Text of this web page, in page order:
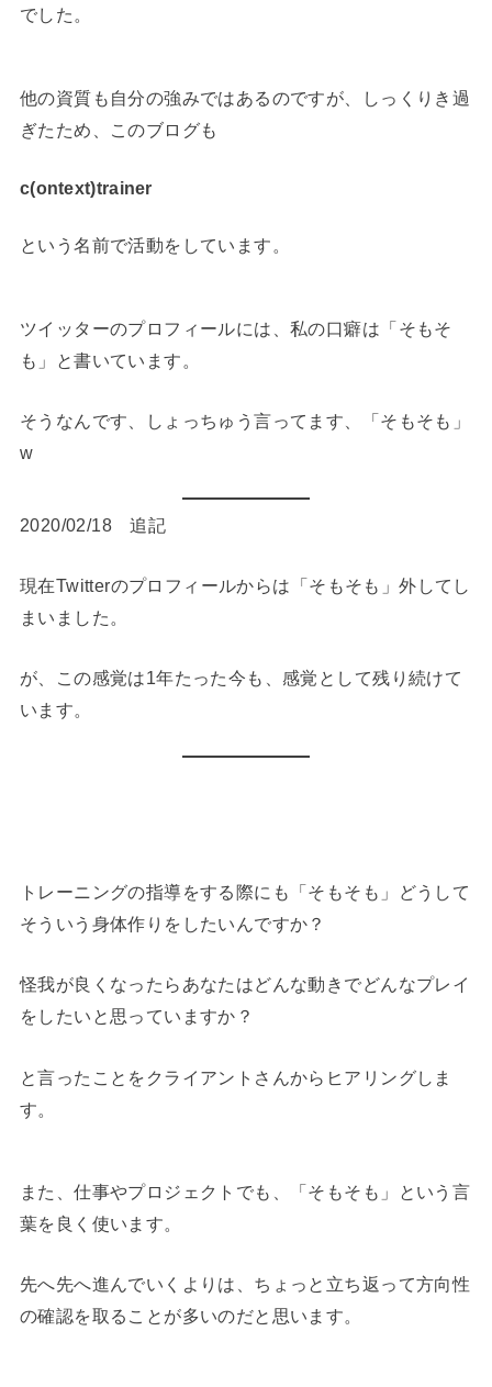
でした。
他の資質も自分の強みではあるのですが、しっくりき過
ぎたため、このブログも
c(ontext)trainer
という名前で活動をしています。
ツイッターのプロフィールには、私の口癖は「そもそ
も」と書いています。
そうなんです、しょっちゅう言ってます、「そもそも」
w
2020/02/18 追記
現在Twitterのプロフィールからは「そもそも」外してし
まいました。
が、この感覚は1年たった今も、感覚として残り続けて
います。
トレーニングの指導をする際にも「そもそも」どうして
そういう身体作りをしたいんですか？
怪我が良くなったらあなたはどんな動きでどんなプレイ
をしたいと思っていますか？
と言ったことをクライアントさんからヒアリングしま
す。
また、仕事やプロジェクトでも、「そもそも」という言
葉を良く使います。
先へ先へ進んでいくよりは、ちょっと立ち返って方向性
の確認を取ることが多いのだと思います。